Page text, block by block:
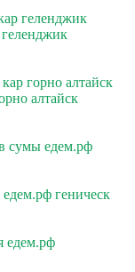
геленджик
горно алтайск
алтайск
сумы едем.рф
едем.рф геническ
едем.рф